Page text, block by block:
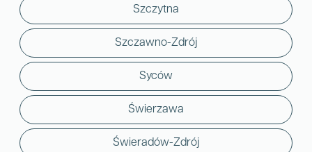
Szczytna
Szczawno-Zdrój
Syców
Świerzawa
Świeradów-Zdrój